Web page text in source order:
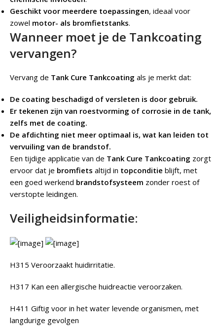
Geschikt voor meerdere toepassingen, ideaal voor
zowel motor- als bromfietstanks.
Wanneer moet je de Tankcoating
vervangen?
Vervang de Tank Cure Tankcoating als je merkt dat:
De coating beschadigd of versleten is door gebruik.
Er tekenen zijn van roestvorming of corrosie in de tank,
zelfs met de coating.
De afdichting niet meer optimaal is, wat kan leiden tot
vervuiling van de brandstof.
Een tijdige applicatie van de Tank Cure Tankcoating zorgt
ervoor dat je bromfiets altijd in topconditie blijft, met
een goed werkend brandstofsysteem zonder roest of
verstopte leidingen.
Veiligheidsinformatie:
H315 Veroorzaakt huidirritatie.
H317 Kan een allergische huidreactie veroorzaken.
H411 Giftig voor in het water levende organismen, met
langdurige gevolgen